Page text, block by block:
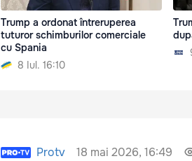
Trump a ordonat întreruperea
tuturor schimburilor comerciale
cu Spania
8 Iul. 16:10
Protv 18 mai 2026, 16:49